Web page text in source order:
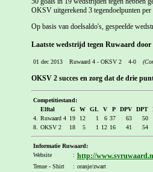
OKSV uitgerekend 3 tegendoelpunten
Op basis van doelsaldo's, gespeelde
Laatste wedstrijd tegen Ruwaard door
01 dec 2013 Ruwaard 4 - OKSV 2 4-0
OKSV 2 succes en zorg dat de drie
Competitiestand:
Elftal
G W GL V P DPV DPT
4.
Ruwaard 4 19 12 1 6 37 63 50
8.
OKSV 2 18 5 1 12 16 41 54
Informatie Ruwaard:
Website
: http://
Tenue - Shirt : oranje/zwart